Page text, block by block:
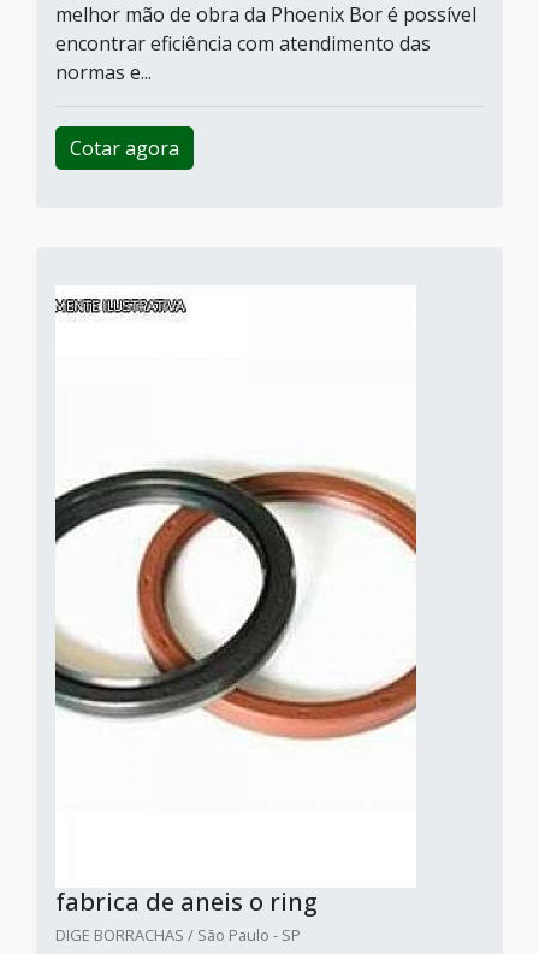
melhor mão de obra da Phoenix Bor é possível
encontrar eficiência com atendimento das
normas e...
Cotar agora
fabrica de aneis o ring
DIGE BORRACHAS / São Paulo - SP